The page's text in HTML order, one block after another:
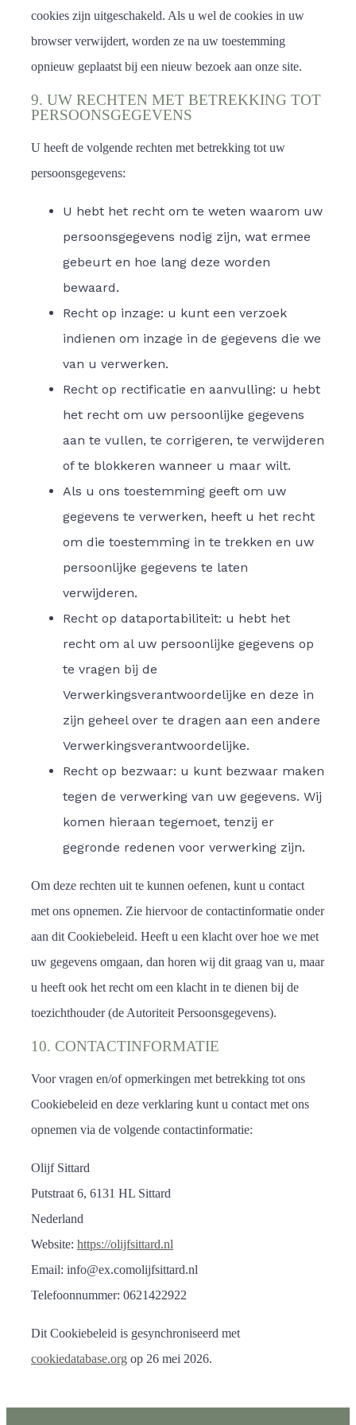
cookies zijn uitgeschakeld. Als u wel de cookies in uw
browser verwijdert, worden ze na uw toestemming
opnieuw geplaatst bij een nieuw bezoek aan onze site.
9. UW RECHTEN MET BETREKKING TOT
PERSOONSGEGEVENS
U heeft de volgende rechten met betrekking tot uw
persoonsgegevens:
U hebt het recht om te weten waarom uw
persoonsgegevens nodig zijn, wat ermee
gebeurt en hoe lang deze worden
bewaard.
Recht op inzage: u kunt een verzoek
indienen om inzage in de gegevens die we
van u verwerken.
Recht op rectificatie en aanvulling: u hebt
het recht om uw persoonlijke gegevens
aan te vullen, te corrigeren, te verwijderen
of te blokkeren wanneer u maar wilt.
Als u ons toestemming geeft om uw
gegevens te verwerken, heeft u het recht
om die toestemming in te trekken en uw
persoonlijke gegevens te laten
verwijderen.
Recht op dataportabiliteit: u hebt het
recht om al uw persoonlijke gegevens op
te vragen bij de
Verwerkingsverantwoordelijke en deze in
zijn geheel over te dragen aan een andere
Verwerkingsverantwoordelijke.
Recht op bezwaar: u kunt bezwaar maken
tegen de verwerking van uw gegevens. Wij
komen hieraan tegemoet, tenzij er
gegronde redenen voor verwerking zijn.
Om deze rechten uit te kunnen oefenen, kunt u contact
met ons opnemen. Zie hiervoor de contactinformatie onder
aan dit Cookiebeleid. Heeft u een klacht over hoe we met
uw gegevens omgaan, dan horen wij dit graag van u, maar
u heeft ook het recht om een klacht in te dienen bij de
toezichthouder (de Autoriteit Persoonsgegevens).
10. CONTACTINFORMATIE
Voor vragen en/of opmerkingen met betrekking tot ons
Cookiebeleid en deze verklaring kunt u contact met ons
opnemen via de volgende contactinformatie:
Olijf Sittard
Putstraat 6, 6131 HL Sittard
Nederland
Website: https://olijfsittard.nl
Email: info@ex.comolijfsittard.nl
Telefoonnummer: 0621422922
Dit Cookiebeleid is gesynchroniseerd met
cookiedatabase.org op 26 mei 2026.